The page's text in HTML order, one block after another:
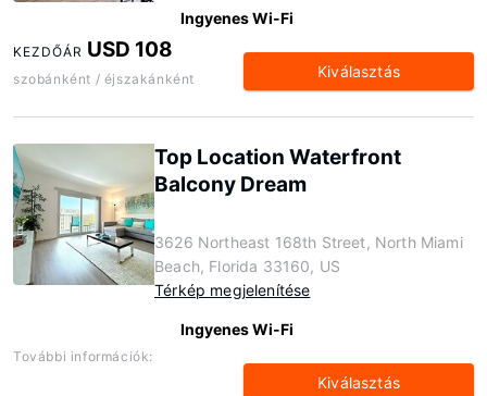
Ingyenes Wi-Fi
KEZDŐÁR USD 108
szobánként / éjszakánként Kiválasztás
Top Location Waterfront
Balcony Dream
3626 Northeast 168th Street, North Miami
Beach, Florida 33160, US
Térkép megjelenítése
Ingyenes Wi-Fi
További információk:
Kiválasztás